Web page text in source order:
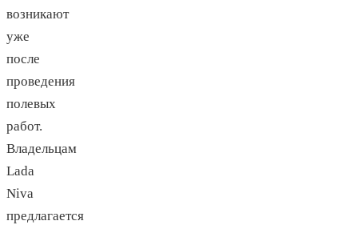
возникают
уже
после
проведения
полевых
работ.
Владельцам
Lada
Niva
предлагается